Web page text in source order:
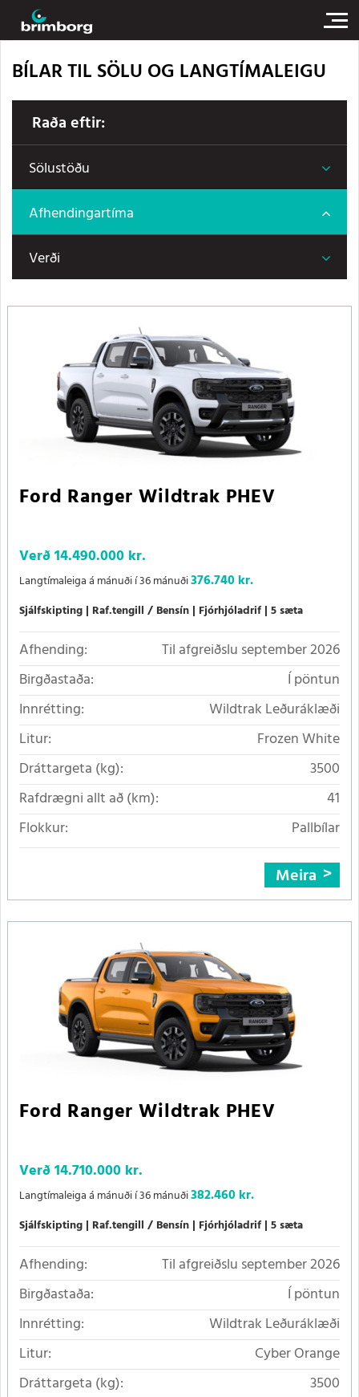
BÍLAR TIL SÖLU OG LANGTÍMALEIGU
Raða eftir:
Sölustöðu
Afhendingartíma
Verði
Ford Ranger Wildtrak PHEV
Verð14.490.000 kr.
Langtímaleiga á mánuði í 36 mánuði376.740 kr.
Sjálfskipting Raf.tengill / Bensín Fjórhjóladrif 5 sæta
Afhending:
Til afgreiðslu september 2026
Birgðastaða:
Í pöntun
Innrétting:
Wildtrak Leðuráklæði
Litur:
Frozen White
Dráttargeta (kg):
3500
Rafdrægni allt að (km):
41
Flokkur:
Pallbílar
Meira
Ford Ranger Wildtrak PHEV
Verð14.710.000 kr.
Langtímaleiga á mánuði í 36 mánuði382.460 kr.
Sjálfskipting Raf.tengill / Bensín Fjórhjóladrif 5 sæta
Afhending:
Til afgreiðslu september 2026
Birgðastaða:
Í pöntun
Innrétting:
Wildtrak Leðuráklæði
Litur:
Cyber Orange
Dráttargeta (kg):
3500